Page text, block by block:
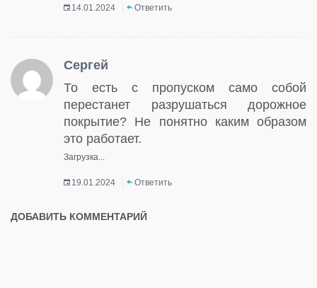
14.01.2024 Ответить
Сергей
То есть с пропуском само собой
перестанет разрушаться дорожное
покрытие? Не понятно каким образом
это работает.
Загрузка...
19.01.2024 Ответить
ДОБАВИТЬ КОММЕНТАРИЙ